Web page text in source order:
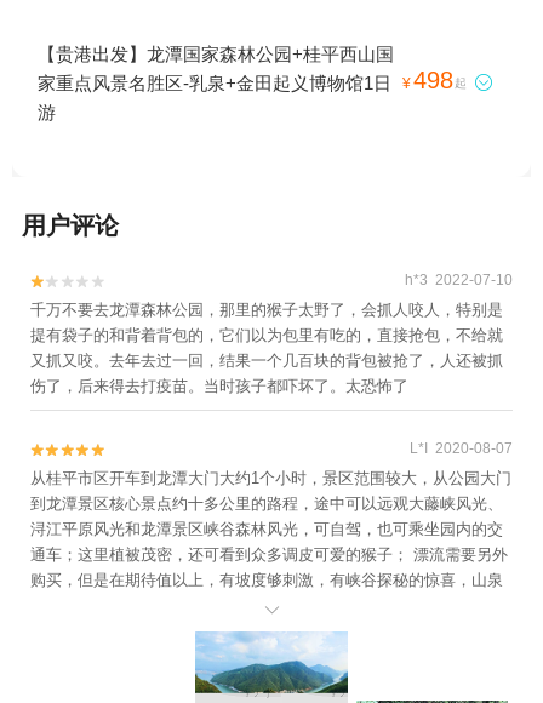
【贵港出发】龙潭国家森林公园+桂平西山国
家重点风景名胜区-乳泉+金田起义博物馆1日
游
¥498起 
用户评论

 h*3 2022-07-10
千万不要去龙潭森林公园，那里的猴子太野了，会抓人咬人，特别是
提有袋子的和背着背包的，它们以为包里有吃的，直接抢包，不给就
又抓又咬。去年去过一回，结果一个几百块的背包被抢了，人还被抓
伤了，后来得去打疫苗。当时孩子都吓坏了。太恐怖了

 L*I 2020-08-07
从桂平市区开车到龙潭大门大约1个小时，景区范围较大，从公园大门
到龙潭景区核心景点约十多公里的路程，途中可以远观大藤峡风光、
浔江平原风光和龙潭景区峡谷森林风光，可自驾，也可乘坐园内的交
通车；这里植被茂密，还可看到众多调皮可爱的猴子； 漂流需要另外
购买，但是在期待值以上，有坡度够刺激，有峡谷探秘的惊喜，山泉
水清澈见底，后半程相当于坐船观赏了峡谷和原始森林风光。 *山路
弯道多，建议准备好晕车药
